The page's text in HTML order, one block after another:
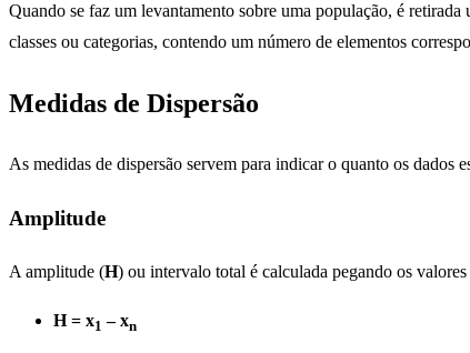
Quando se faz um levantamento sobre uma população, é
classes ou categorias, contendo um número de elementos
Medidas de Dispersão
As medidas de dispersão servem para indicar o quanto os dados
Amplitude
A amplitude (H) ou intervalo total é calculada pegando os
H = x1 – xn